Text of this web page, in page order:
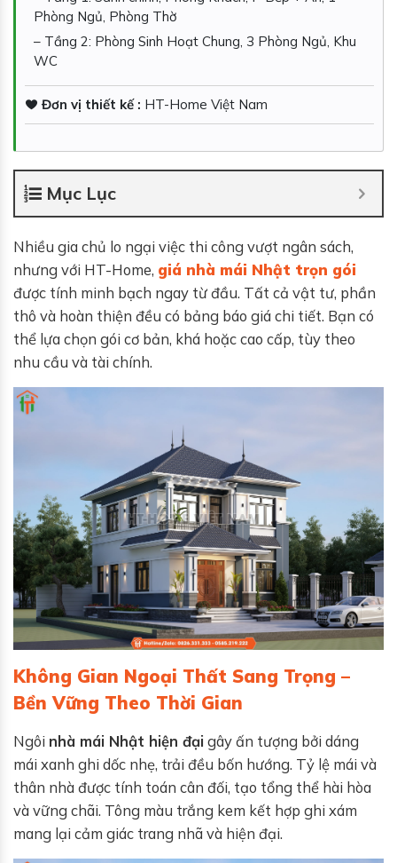
Phòng Ngủ, Phòng Thờ
– Tầng 2: Phòng Sinh Hoạt Chung, 3 Phòng Ngủ, Khu
WC
Đơn vị thiết kế : HT-Home Việt Nam
Mục Lục
Nhiều gia chủ lo ngại việc thi công vượt ngân sách,
nhưng với HT-Home, giá nhà mái Nhật trọn gói
được tính minh bạch ngay từ đầu. Tất cả vật tư, phần
thô và hoàn thiện đều có bảng báo giá chi tiết. Bạn có
thể lựa chọn gói cơ bản, khá hoặc cao cấp, tùy theo
nhu cầu và tài chính.
Không Gian Ngoại Thất Sang Trọng –
Bền Vững Theo Thời Gian
Ngôi nhà mái Nhật hiện đại gây ấn tượng bởi dáng
mái xanh ghi dốc nhẹ, trải đều bốn hướng. Tỷ lệ mái và
thân nhà được tính toán cân đối, tạo tổng thể hài hòa
và vững chãi. Tông màu trắng kem kết hợp ghi xám
mang lại cảm giác trang nhã và hiện đại.